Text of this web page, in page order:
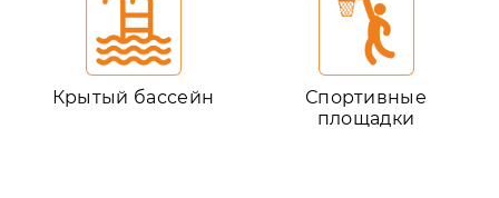
Крытый бассейн
Спортивные
площадки